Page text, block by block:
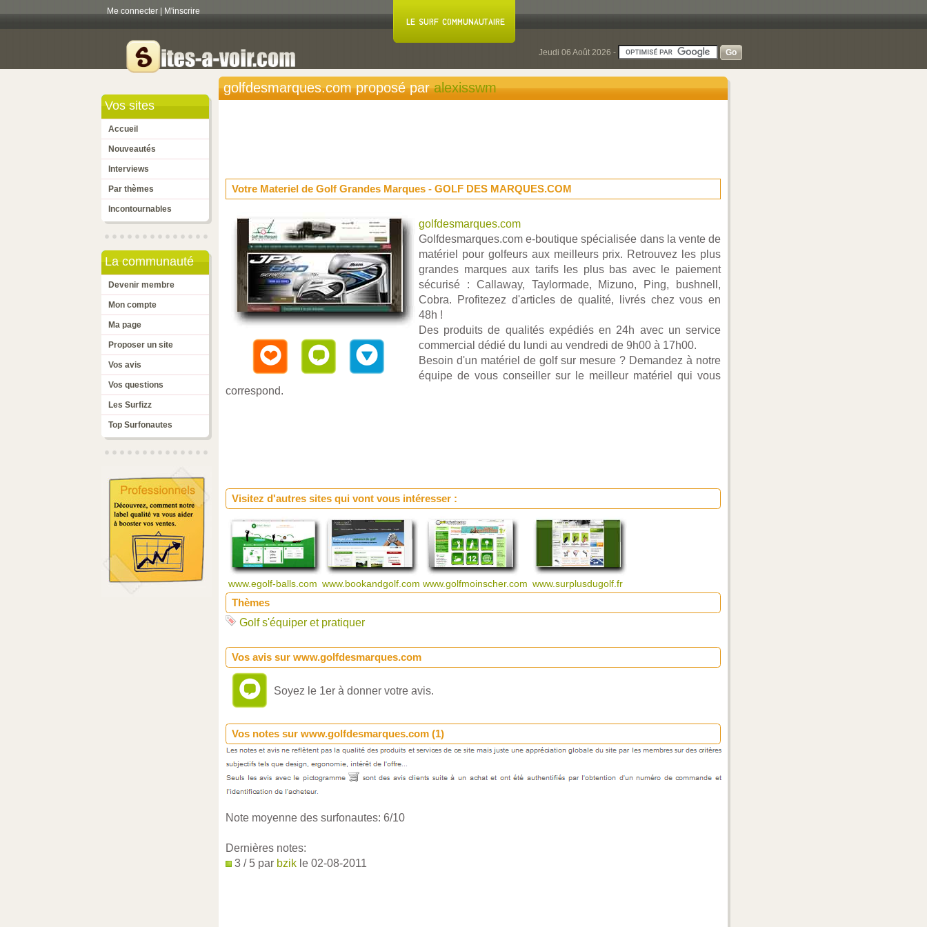
Me connecter M'inscrire
Jeudi 06 Août 2026 -
Vos sites
Accueil
Nouveautés
Interviews
Par thèmes
Incontournables
La communauté
Devenir membre
Mon compte
Ma page
Proposer un site
Vos avis
Vos questions
Les Surfizz
Top Surfonautes
golfdesmarques.com proposé paralexisswm
Votre Materiel de Golf Grandes Marques - GOLF DES MARQUES.COM
golfdesmarques.com
Golfdesmarques.com e-boutique spécialisée dans la vente de
matériel pour golfeurs aux meilleurs prix. Retrouvez les plus
grandes marques aux tarifs les plus bas avec le paiement
sécurisé : Callaway, Taylormade, Mizuno, Ping, bushnell,
Cobra. Profitezez d'articles de qualité, livrés chez vous en
48h !
Des produits de qualités expédiés en 24h avec un service
commercial dédié du lundi au vendredi de 9h00 à 17h00.
Besoin d'un matériel de golf sur mesure ? Demandez à notre
équipe de vous conseiller sur le meilleur matériel qui vous
correspond.
Visitez d'autres sites qui vont vous intéresser :
www.egolf-balls.com www.bookandgolf.com www.golfmoinscher.com www.surplusdugolf.fr
Thèmes
Golf s'équiper et pratiquer
Vos avis sur www.golfdesmarques.com
Soyez le 1er à donner votre avis.
Vos notes sur www.golfdesmarques.com (1)
Note moyenne des surfonautes: 6/10
Dernières notes:
3 / 5 par bzik le 02-08-2011